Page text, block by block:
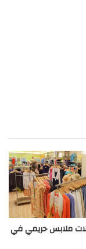
3 محلات ملابس حريمي في